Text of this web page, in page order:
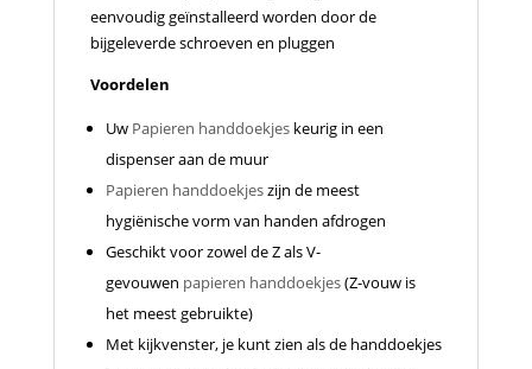
eenvoudig geïnstalleerd worden door de
bijgeleverde schroeven en pluggen
Voordelen
Uw Papieren handdoekjeskeurig in een
dispenser aan de muur
Papieren handdoekjeszijn de meest
hygiënische vorm van handen afdrogen
Geschikt voor zowel de Z als V-
gevouwen papieren handdoekjes(Z-vouw is
het meest gebruikte)
Met kijkvenster, je kunt zien als de handdoekjes